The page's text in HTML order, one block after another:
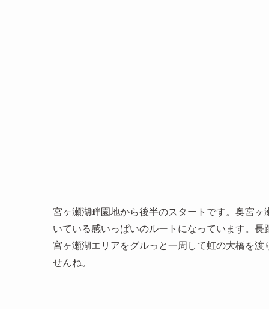
宮ヶ瀬湖畔園地から後半のスタートです。奥宮
いている感いっぱいのルートになっています。
宮ヶ瀬湖エリアをグルっと一周して虹の大橋を
せんね。